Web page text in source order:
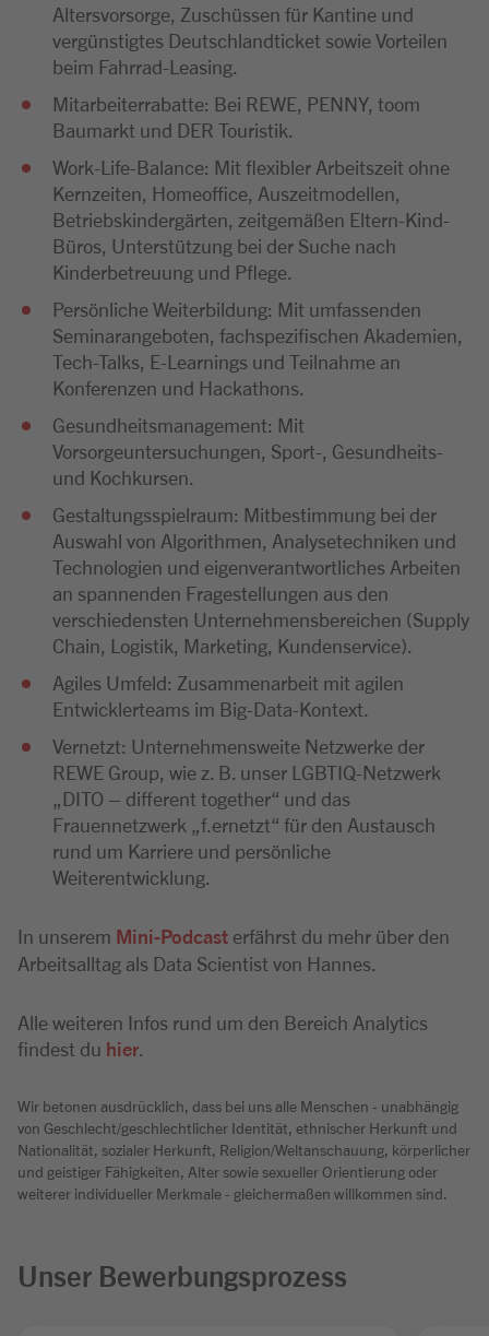
Altersvorsorge, Zuschüssen für Kantine und
vergünstigtes Deutschlandticket sowie Vorteilen
beim Fahrrad-Leasing.
Mitarbeiterrabatte: Bei REWE, PENNY, toom
Baumarkt und DER Touristik.
Work-Life-Balance: Mit flexibler Arbeitszeit ohne
Kernzeiten, Homeoffice, Auszeitmodellen,
Betriebskindergärten, zeitgemäßen Eltern-Kind-
Büros, Unterstützung bei der Suche nach
Kinderbetreuung und Pflege.
Persönliche Weiterbildung: Mit umfassenden
Seminarangeboten, fachspezifischen Akademien,
Tech-Talks, E-Learnings und Teilnahme an
Konferenzen und Hackathons.
Gesundheitsmanagement: Mit
Vorsorgeuntersuchungen, Sport-, Gesundheits-
und Kochkursen.
Gestaltungsspielraum: Mitbestimmung bei der
Auswahl von Algorithmen, Analysetechniken und
Technologien und eigenverantwortliches Arbeiten
an spannenden Fragestellungen aus den
verschiedensten Unternehmensbereichen (Supply
Chain, Logistik, Marketing, Kundenservice).
Agiles Umfeld: Zusammenarbeit mit agilen
Entwicklerteams im Big-Data-Kontext.
Vernetzt: Unternehmensweite Netzwerke der
REWE Group, wie z. B. unser LGBTIQ-Netzwerk
„DITO – different together“ und das
Frauennetzwerk „f.ernetzt“ für den Austausch
rund um Karriere und persönliche
Weiterentwicklung.
In unserem Mini-Podcast erfährst du mehr über den
Arbeitsalltag als Data Scientist von Hannes.
Alle weiteren Infos rund um den Bereich Analytics
findest du hier
Wir betonen ausdrücklich, dass bei uns alle Menschen - unabhängig
von Geschlecht/geschlechtlicher Identität, ethnischer Herkunft und
Nationalität, sozialer Herkunft, Religion/Weltanschauung, körperlicher
und geistiger Fähigkeiten, Alter sowie sexueller Orientierung oder
weiterer individueller Merkmale - gleichermaßen willkommen sind.
Unser Bewerbungsprozess